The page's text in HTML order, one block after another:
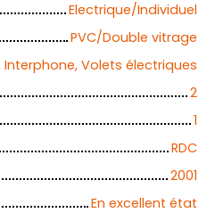
Electrique/Individuel
PVC/Double vitrage
Interphone, Volets électriques
2
1
RDC
2001
En excellent état